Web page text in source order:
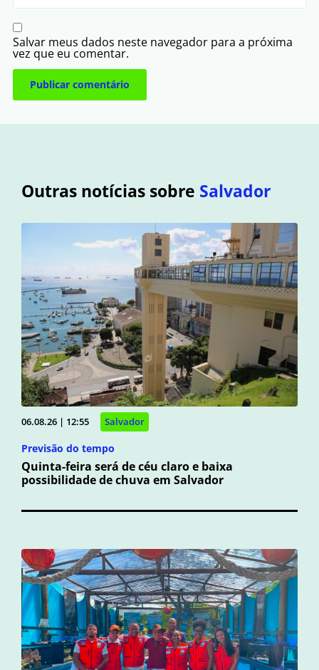
Salvar meus dados neste navegador para a próxima
vez que eu comentar.
Outras notícias sobre Salvador
06.08.26 | 12:55 Salvador
Previsão do tempo
Quinta-feira será de céu claro e baixa
possibilidade de chuva em Salvador